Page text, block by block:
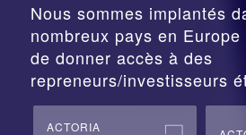
Nous sommes implantés
nombreux pays en
de donner accès à des
repreneurs/investisseurs
ACTORIA